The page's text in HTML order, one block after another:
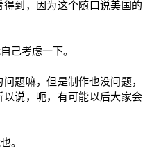
到，因为这个随口说美国的
己考虑一下。
题嘛，但是制作也没问题，
说，呃，有可能以后大家会
。